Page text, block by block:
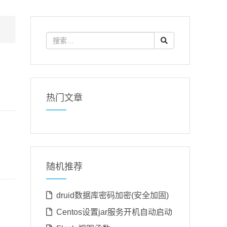
热门文章
随机推荐
druid数据库密码加密(安全加固)
Centos设置jar服务开机自动启动